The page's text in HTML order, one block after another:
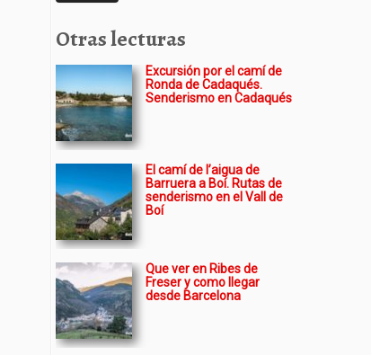
Otras lecturas
Excursión por el camí de
Ronda de Cadaqués.
Senderismo en Cadaqués
El camí de l’aigua de
Barruera a Boí. Rutas de
senderismo en el Vall de
Boí
Que ver en Ribes de
Freser y como llegar
desde Barcelona